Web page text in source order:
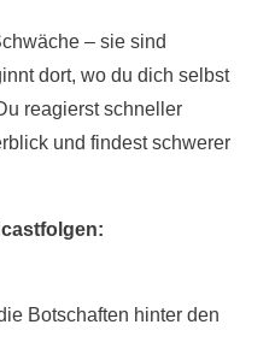
– sie sind
dort, wo du dich selbst
reagierst schneller
und findest schwerer
Botschaften hinter den